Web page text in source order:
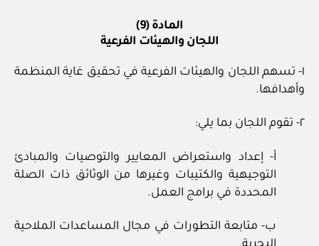
المادة (9)
اللجان والهيئات الفرعية
١- تسهم اللجان والهيئات الفرعية في تحقيق غاية المنظمة
وأهدافها.
٢- تقوم اللجان بما يلي:
أ- إعداد واستعراض المعايير والتوصيات والمبادئ
التوجيهية والكتيبات وغيرها من الوثائق ذات الصلة
المحددة في برامج العمل.
ب- متابعة التطورات في مجال المساعدات الملاحية